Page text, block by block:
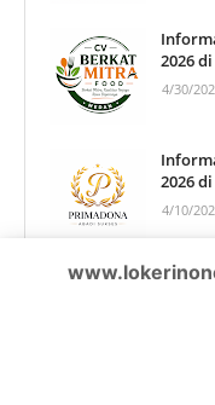
2026
4/30/
2026
4/10/
7/30/